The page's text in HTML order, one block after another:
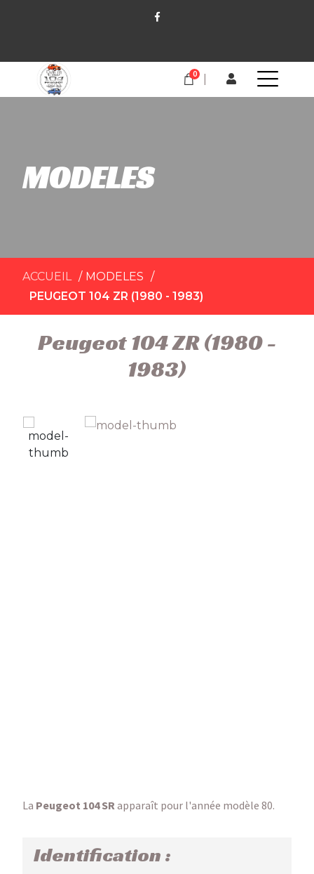
0
MODELES
ACCUEIL
MODELES
PEUGEOT 104 ZR (1980 - 1983)
Peugeot 104 ZR (1980 -
1983)
La Peugeot 104 SRapparaît pour l'année modèle 80.
Identification :